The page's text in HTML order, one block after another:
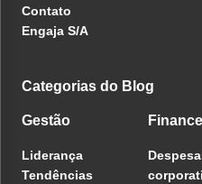
Contato
Engaja S/A
Categorias do Blog
Gestão
Liderança
Tendências